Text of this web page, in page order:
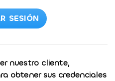
SESIÓN
nuestro cliente,
obtener sus credenciales